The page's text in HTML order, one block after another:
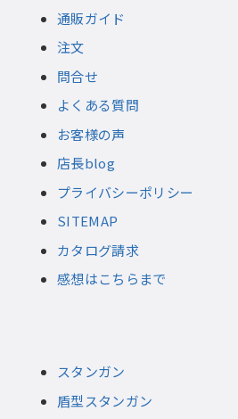
通販ガイド
注文
問合せ
よくある質問
お客様の声
店長blog
プライバシーポリシー
SITEMAP
カタログ請求
感想はこちらまで
スタンガン
盾型スタンガン